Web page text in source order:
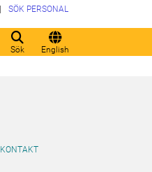
Sök English
SÖK PERSONAL
KONTAKT